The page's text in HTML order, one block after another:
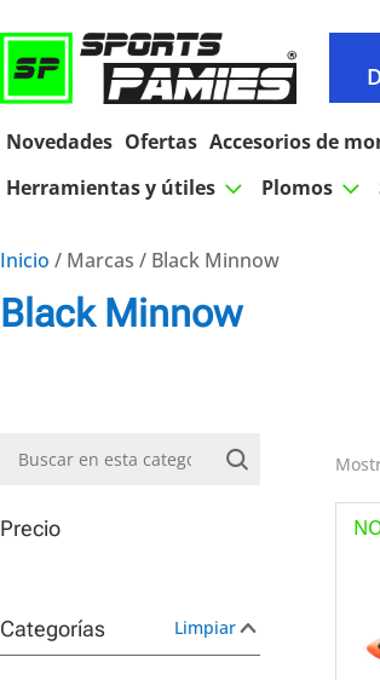
Novedades Ofertas Accesorios de
Herramientas y útiles 3 Plomos 3
Inicio / Marcas / Black Minnow
Black Minnow
Precio
Categorías Limpiar